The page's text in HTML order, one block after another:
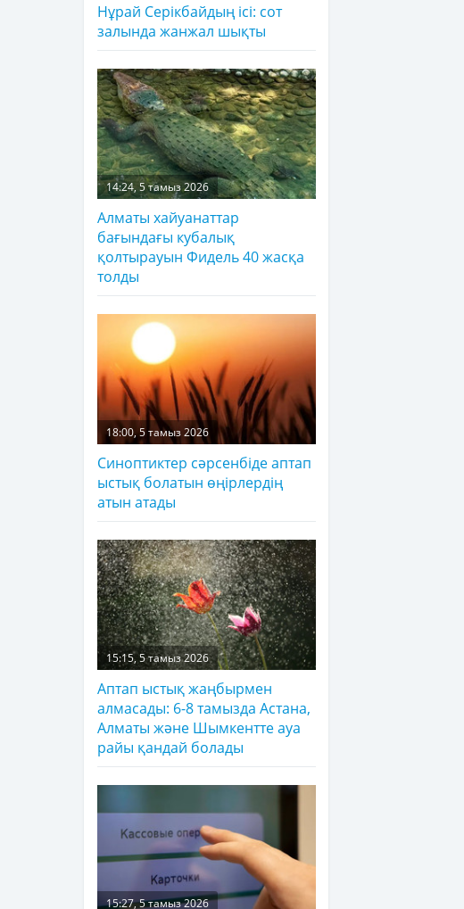
Нұрай Серікбайдың ісі: сот
залында жанжал шықты
14:24, 5 тамыз 2026
Алматы хайуанаттар
бағындағы кубалық
қолтырауын Фидель 40 жасқа
толды
18:00, 5 тамыз 2026
Синоптиктер сәрсенбіде аптап
ыстық болатын өңірлердің
атын атады
15:15, 5 тамыз 2026
Аптап ыстық жаңбырмен
алмасады: 6-8 тамызда Астана,
Алматы және Шымкентте ауа
райы қандай болады
15:27, 5 тамыз 2026